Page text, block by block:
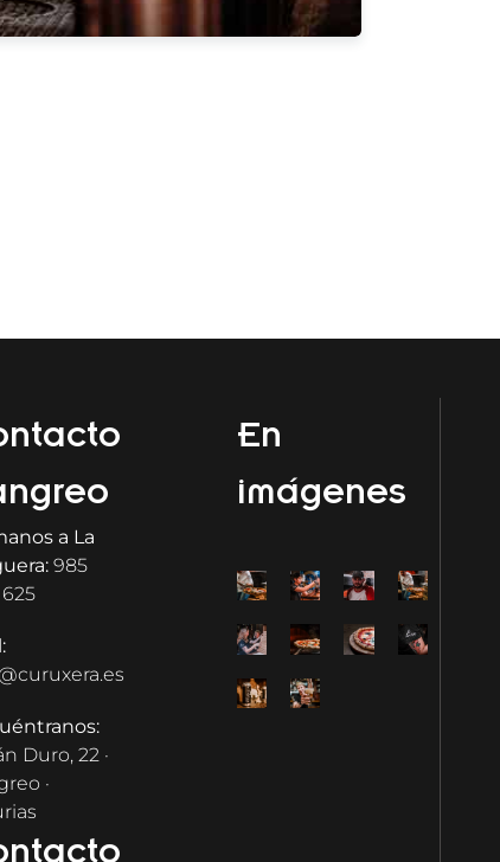
a La
985
Duro, 22 ·
·
En
imágenes